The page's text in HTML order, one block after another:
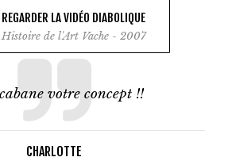
REGARDER LA VIDÉO DIABOLIQUE
Histoire de l'Art Vache - 2007
votre concept !!
CHARLOTTE